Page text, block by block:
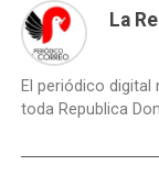
La
El periódico digital
toda Republica